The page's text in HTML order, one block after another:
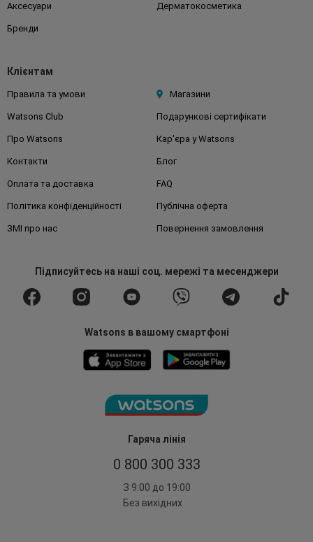
Гаряча лінія
0 800 300 333
З 9:00 до 19:00
Без вихідних
Аксесуари Дерматокосметика
Бренди
Клієнтам
Правила та умови Магазини
Watsons Club Подарункові сертифікати
Про Watsons Кар'єра у Watsons
Контакти Блог
Оплата та доставка FAQ
Політика конфіденційності Публічна оферта
ЗМІ про нас Повернення замовлення
Підписуйтесьна наші соц. мережі та месенджери
Watsons в вашому смартфоні